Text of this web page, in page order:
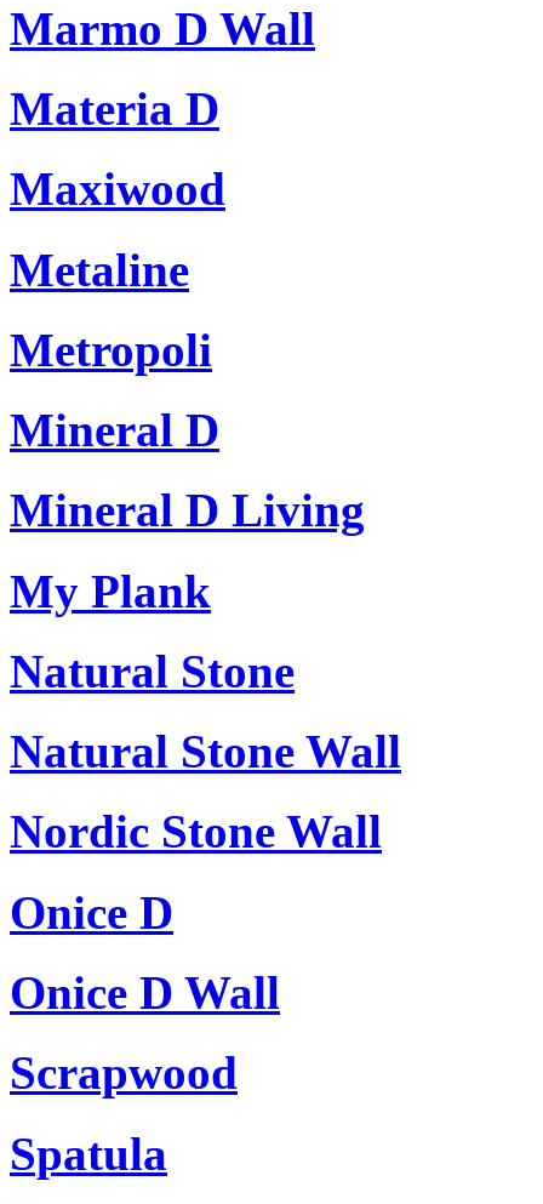
Marmo D Wall
Materia D
Maxiwood
Metaline
Metropoli
Mineral D
Mineral D Living
My Plank
Natural Stone
Natural Stone Wall
Nordic Stone Wall
Onice D
Onice D Wall
Scrapwood
Spatula